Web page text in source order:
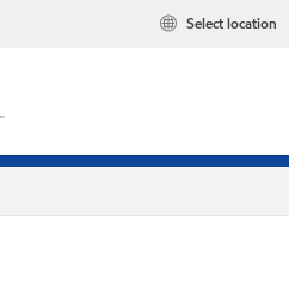
Select location